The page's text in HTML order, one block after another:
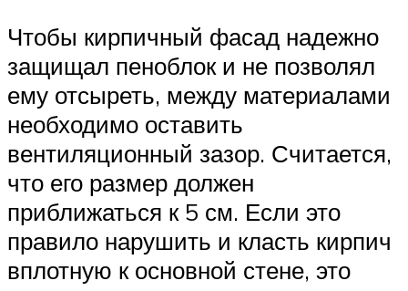
Чтобы кирпичный фасад надежно
защищал пеноблок и не позволял
ему отсыреть, между материалами
необходимо оставить
вентиляционный зазор. Считается,
что его размер должен
приближаться к 5 см. Если это
правило нарушить и класть кирпич
вплотную к основной стене, это